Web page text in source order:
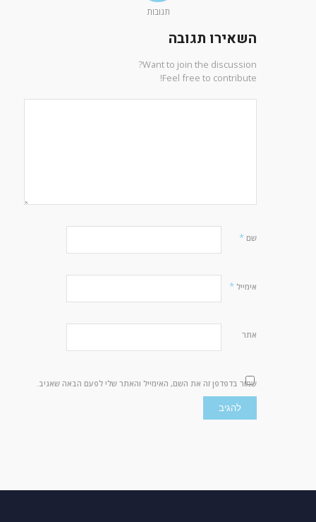
תגובות
השאירו תגובה
Want to join the discussion?
Feel free to contribute!
שם *
אימייל *
אתר
שמור בדפדפן זה את השם, האימייל והאתר שלי לפעם הבאה שאגיב.